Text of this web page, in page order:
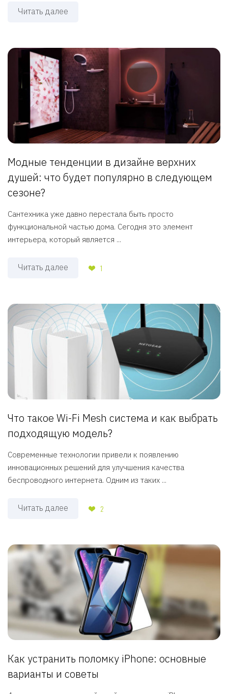
Читать далее
Модные тенденции в дизайне верхних
душей: что будет популярно в следующем
сезоне?
Сантехника уже давно перестала быть просто
функциональной частью дома. Сегодня это элемент
интерьера, который является ...
Читать далее 1
Что такое Wi-Fi Mesh система и как выбрать
подходящую модель?
Современные технологии привели к появлению
инновационных решений для улучшения качества
беспроводного интернета. Одним из таких ...
Читать далее 2
Как устранить поломку iPhone: основные
варианты и советы